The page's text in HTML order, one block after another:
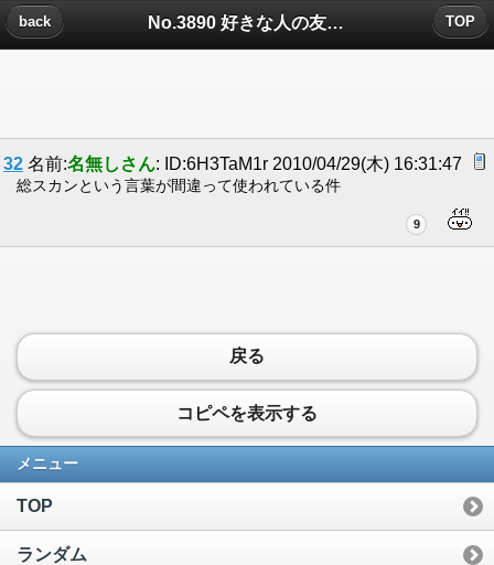
No.3890 好きな人の友達についたコメント
back TOP
32 名前:名無しさん: ID:6H3TaM1r 2010/04/29(木) 16:31:47
総スカンという言葉が間違って使われている件
9
戻る
コピペを表示する
メニュー
TOP
ランダム